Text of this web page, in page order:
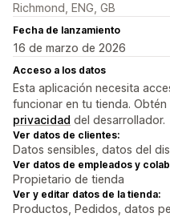
Richmond, ENG, GB
Fecha de lanzamiento
16 de marzo de 2026
Acceso a los datos
Esta aplicación necesita
funcionar en tu tienda. Obtén
privacidad del desarrollador.
Ver datos de clientes:
Datos sensibles, datos del
Ver datos de empleados y
Propietario de tienda
Ver y editar datos de la tienda:
Productos, Pedidos, datos